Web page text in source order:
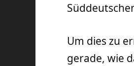
Um dies zu
gerade, wie